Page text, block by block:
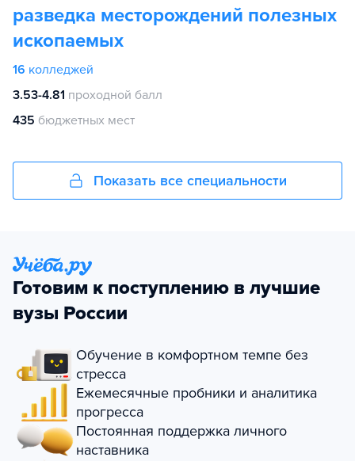
разведка месторождений полезных
ископаемых
16 колледжей
3.53-4.81 проходной балл
435 бюджетных мест
Показать все специальности
Готовим к поступлению в лучшие
вузы России
Обучение в комфортном темпе без
стресса
Ежемесячные пробники и аналитика
прогресса
Постоянная поддержка личного
наставника